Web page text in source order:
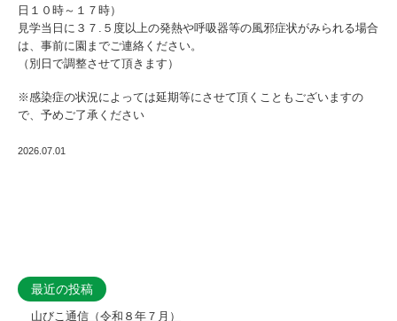
中
|
日１０時～１７時）
見学当日に３７.５度以上の発熱や呼吸器等の風邪症状がみられる場合
は、事前に園までご連絡ください。
（別日で調整させて頂きます）
※感染症の状況によっては延期等にさせて頂くこともございますの
で、予めご了承ください
2026.07.01
最近の投稿
山びこ通信（令和８年７月）